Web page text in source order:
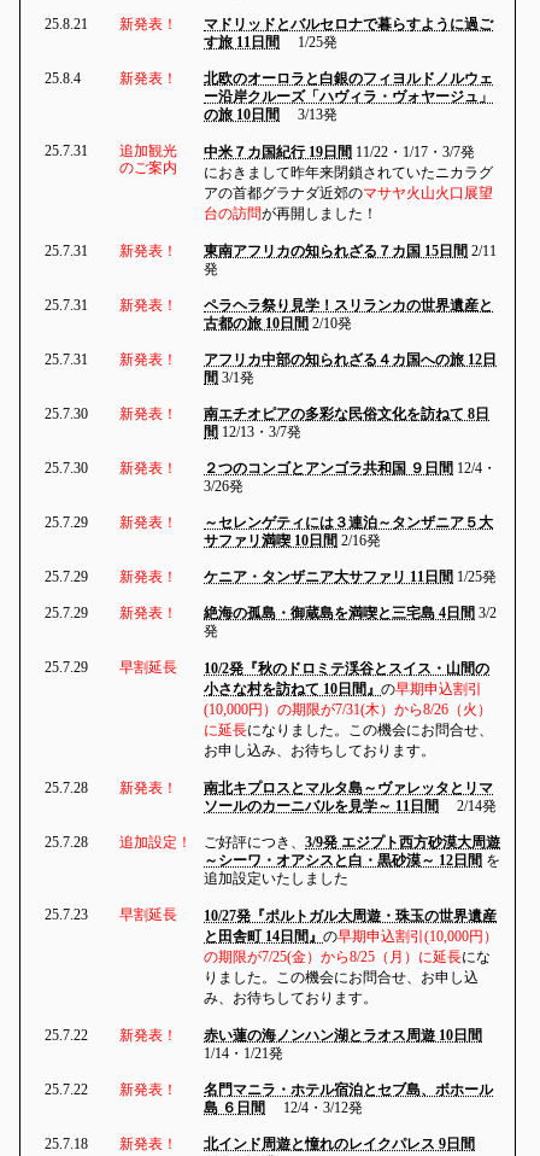
25.8.21 新発表！
マドリッドとバルセロナで暮らすように過ご
す旅 11日間
1/25発
25.8.4 新発表！
北欧のオーロラと白銀のフィヨルドノルウェ
ー沿岸クルーズ「ハヴィラ・ヴォヤージュ」
の旅 10日間
3/13発
25.7.31
追加観光
のご案内
中米７カ国紀行 19日間 11/22・1/17・3/7発
におきまして昨年来閉鎖されていたニカラグ
アの首都グラナダ近郊のマサヤ火山火口展望
台の訪問が再開しました！
25.7.31 新発表！ 東南アフリカの知られざる７カ国 15日間 2/11
発
25.7.31 新発表！
ペラヘラ祭り見学！スリランカの世界遺産と
古都の旅 10日間 2/10発
25.7.31 新発表！
アフリカ中部の知られざる４カ国への旅 12日
間 3/1発
25.7.30 新発表！
南エチオピアの多彩な民俗文化を訪ねて 8日
間 12/13・3/7発
25.7.30 新発表！ ２つのコンゴとアンゴラ共和国 ９日間 12/4・
3/26発
25.7.29 新発表！
～セレンゲティには３連泊～タンザニア５大
サファリ満喫 10日間 2/16発
25.7.29 新発表！ ケニア・タンザニア大サファリ 11日間 1/25発
25.7.29 新発表！ 絶海の孤島・御蔵島を満喫と三宅島 4日間 3/2
発
25.7.29 早割延長
10/2発『秋のドロミテ渓谷とスイス・山間の
小さな村を訪ねて 10日間』の早期申込割引
(10,000円）の期限が7/31(木）から8/26（火）
に延長になりました。この機会にお問合せ、
お申し込み、お待ちしております。
25.7.28 新発表！
南北キプロスとマルタ島～ヴァレッタとリマ
ソールのカーニバルを見学～ 11日間
2/14発
25.7.28 追加設定！ ご好評につき、3/9発 エジプト西方砂漠大周遊
～シーワ・オアシスと白・黒砂漠～ 12日間 を
追加設定いたしました
25.7.23 早割延長
10/27発『ポルトガル大周遊・珠玉の世界遺産
と田舎町 14日間』の早期申込割引(10,000円）
の期限が7/25(金）から8/25（月）に延長にな
りました。この機会にお問合せ、お申し込
み、お待ちしております。
25.7.22 新発表！
赤い蓮の海ノンハン湖とラオス周遊 10日間
1/14・1/21発
25.7.22 新発表！
名門マニラ・ホテル宿泊とセブ島、ボホール
島 ６日間
12/4・3/12発
25.7.18 新発表！
北インド周遊と憧れのレイクパレス 9日間